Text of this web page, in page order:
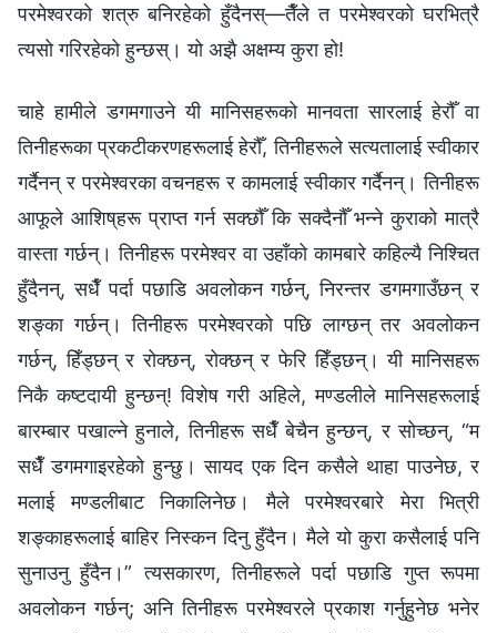
परमेश्‍वरको शत्रु बनिरहेको हुँदैनस्—तैँले त परमेश्‍वरको घरभित्रै
त्यसो गरिरहेको हुन्छस्। यो अझै अक्षम्य कुरा हो!
चाहे हामीले डगमगाउने यी मानिसहरूको मानवता सारलाई हेरौँ वा
तिनीहरूका प्रकटीकरणहरूलाई हेरौँ, तिनीहरूले सत्यतालाई स्वीकार
गर्दैनन् र परमेश्‍वरका वचनहरू र कामलाई स्वीकार गर्दैनन्। तिनीहरू
आफूले आशिष्‌हरू प्राप्त गर्न सक्छौँ कि सक्दैनौँ भन्ने कुराको मात्रै
वास्ता गर्छन्। तिनीहरू परमेश्‍वर वा उहाँको कामबारे कहिल्यै निश्चित
हुँदैनन्, सधैँ पर्दा पछाडि अवलोकन गर्छन्, निरन्तर डगमगाउँछन् र
शङ्का गर्छन्। तिनीहरू परमेश्‍वरको पछि लाग्छन् तर अवलोकन
गर्छन्, हिँड्छन् र रोक्छन्, रोक्छन् र फेरि हिँड्छन्। यी मानिसहरू
निकै कष्टदायी हुन्छन्! विशेष गरी अहिले, मण्डलीले मानिसहरूलाई
बारम्बार पखाल्ने हुनाले, तिनीहरू सधैँ बेचैन हुन्छन्, र सोच्छन्, “म
सधैँ डगमगाइरहेको हुन्छु। सायद एक दिन कसैले थाहा पाउनेछ, र
मलाई मण्डलीबाट निकालिनेछ। मैले परमेश्‍वरबारे मेरा भित्री
शङ्काहरूलाई बाहिर निस्कन दिनु हुँदैन। मैले यो कुरा कसैलाई पनि
सुनाउनु हुँदैन।” त्यसकारण, तिनीहरूले पर्दा पछाडि गुप्त रूपमा
अवलोकन गर्छन्; अनि तिनीहरू परमेश्‍वरले प्रकाश गर्नुहुनेछ भनेर